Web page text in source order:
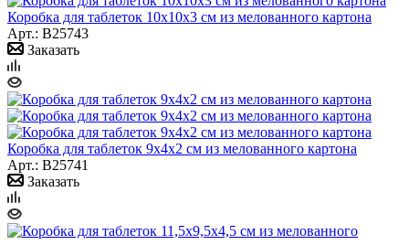
Коробка для таблеток 10х10х3 см из мелованного картона
Арт.: B25743
Заказать
Коробка для таблеток 9х4х2 см из мелованного картона
Арт.: B25741
Заказать